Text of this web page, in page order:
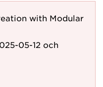
with Modular
05-12 och